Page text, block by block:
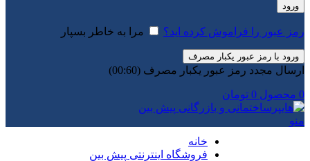
ورود
رمز عبور را فراموش کرده اید؟ مرا به خاطر بسپار
ورود با رمز عبور یکبار مصرف
ارسال مجدد رمز عبور یکبار مصرف (00:
60
)
0 محصول 0 تومان
منو
خانه
فروشگاه اینترنتی پیش بین